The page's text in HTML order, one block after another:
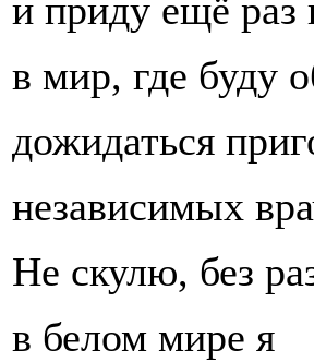
и приду ещё раз
в мир, где буду
дожидаться
независимых
Не скулю, без
в белом мире я